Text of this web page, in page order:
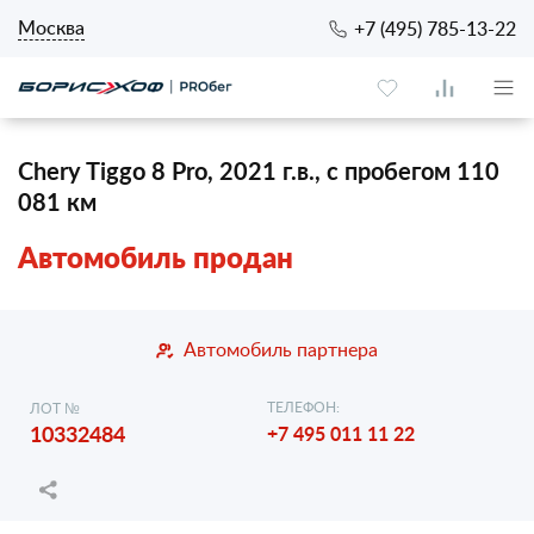
Москва +7 (495) 785-13-22
Chery Tiggo 8 Pro, 2021 г.в., с пробегом 110
081 км
Автомобиль продан
Автомобиль партнера
ЛОТ №
10332484
ТЕЛЕФОН:
+7 495 011 11 22